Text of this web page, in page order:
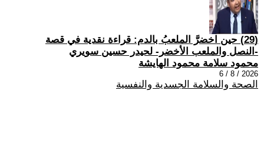
(29) حين اخضرَّ الملعبُ بالدم: قراءة نقدية في قصة
-النصل والملعب الأخضر- لحيدر حسين سويري
محمود سلامة محمود الهايشة
2026 / 8 / 6
الصحة والسلامة الجسدية والنفسية